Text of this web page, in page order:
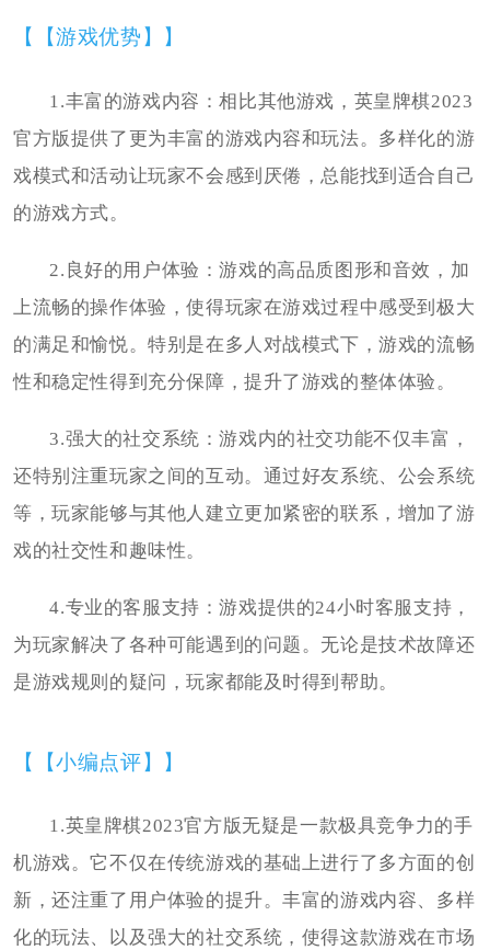
【【游戏优势】】
1.丰富的游戏内容：相比其他游戏，英皇牌棋2023
官方版提供了更为丰富的游戏内容和玩法。多样化的游
戏模式和活动让玩家不会感到厌倦，总能找到适合自己
的游戏方式。
2.良好的用户体验：游戏的高品质图形和音效，加
上流畅的操作体验，使得玩家在游戏过程中感受到极大
的满足和愉悦。特别是在多人对战模式下，游戏的流畅
性和稳定性得到充分保障，提升了游戏的整体体验。
3.强大的社交系统：游戏内的社交功能不仅丰富，
还特别注重玩家之间的互动。通过好友系统、公会系统
等，玩家能够与其他人建立更加紧密的联系，增加了游
戏的社交性和趣味性。
4.专业的客服支持：游戏提供的24小时客服支持，
为玩家解决了各种可能遇到的问题。无论是技术故障还
是游戏规则的疑问，玩家都能及时得到帮助。
【【小编点评】】
1.英皇牌棋2023官方版无疑是一款极具竞争力的手
机游戏。它不仅在传统游戏的基础上进行了多方面的创
新，还注重了用户体验的提升。丰富的游戏内容、多样
化的玩法、以及强大的社交系统，使得这款游戏在市场